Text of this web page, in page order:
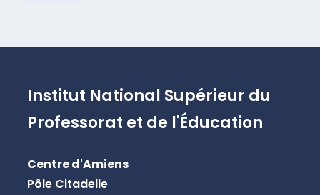
Institut National Supérieur du
Professorat et de l'Éducation
Centre d'Amiens
Pôle Citadelle